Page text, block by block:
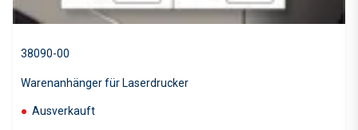
● Ausverkauft
Warenanhänger für Laserdrucker
38090-00